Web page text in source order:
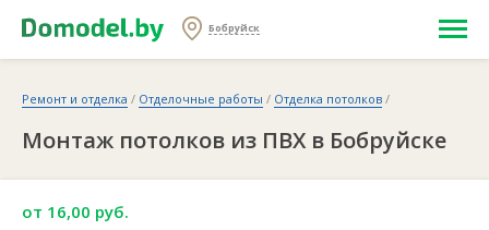
Бобруйск
Ремонт и отделка / Отделочные работы / Отделка потолков /
Монтаж потолков из ПВХ в Бобруйске
от 16,00 руб.